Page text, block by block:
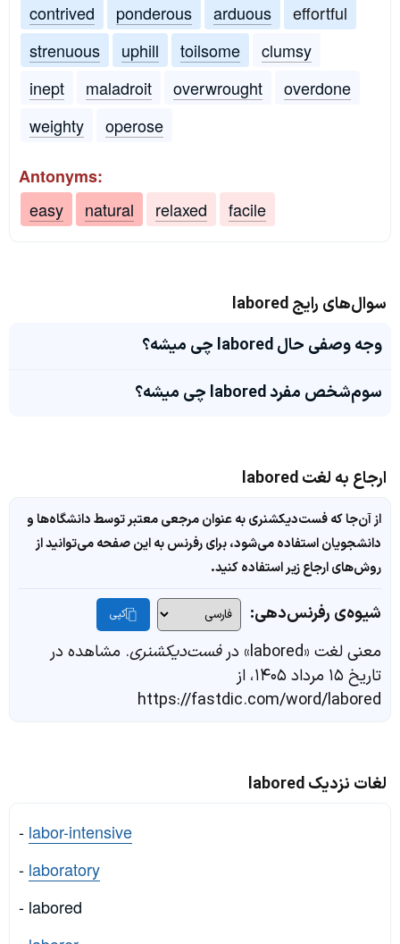
contrived
ponderous arduous
effortful
strenuous
uphill toilsome
clumsy
inept
maladroit overwrought
overdone
weighty
operose
Antonyms:
easy
natural relaxed facile
سوال‌های رایج labored
وجه وصفی حال labored چی میشه؟
سوم‌شخص مفرد labored چی میشه؟
ارجاع به لغت labored
از آن‌جا که فست‌دیکشنری به عنوان مرجعی معتبر توسط دانشگاه‌ها و
دانشجویان استفاده می‌شود، برای رفرنس به این صفحه می‌توانید از
روش‌های ارجاع زیر استفاده کنید.
شیوه‌ی رفرنس‌دهی: کپی
معنی لغت «labored» در فست‌دیکشنری. مشاهده در
تاریخ ۱۵ مرداد ۱۴۰۵، از
https://fastdic.com/word/labored
لغات نزدیک labored
- labor-intensive
- laboratory
- labored